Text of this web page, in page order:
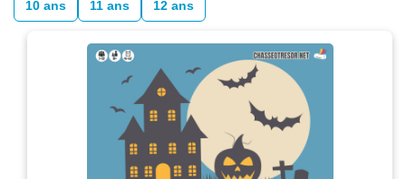
10 ans 11 ans 12 ans